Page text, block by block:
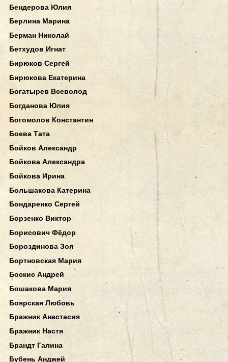
Бендерова Юлия
Берлина Марина
Берман Николай
Бетхудов Игнат
Бирюков Сергей
Бирюкова Екатерина
Богатырев Всеволод
Богданова Юлия
Богомолов Константин
Боева Тата
Бойков Александр
Бойкова Александра
Бойкова Ирина
Большакова Катерина
Бондаренко Сергей
Борзенко Виктор
Борисович Фёдор
Бороздинова Зоя
Бортновская Мария
Боскис Андрей
Бошакова Мария
Боярская Любовь
Бражник Анастасия
Бражник Настя
Брандт Галина
Бубень Анджей